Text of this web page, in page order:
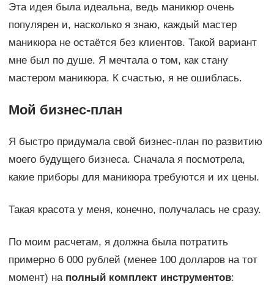
Эта идея была идеальна, ведь маникюр очень
популярен и, насколько я знаю, каждый мастер
маникюра не остаётся без клиентов. Такой вариант
мне был по душе. Я мечтала о том, как стану
мастером маникюра. К счастью, я не ошиблась.
Мой бизнес-план
Я быстро придумала свой бизнес-план по развитию
моего будущего бизнеса. Сначала я посмотрела,
какие приборы для маникюра требуются и их цены.
Такая красота у меня, конечно, получалась не сразу.
По моим расчетам, я должна была потратить
примерно 6 000 рублей (менее 100 долларов на тот
момент) на полный комплект инструментов: